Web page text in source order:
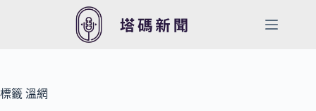
容
標籤 溫網